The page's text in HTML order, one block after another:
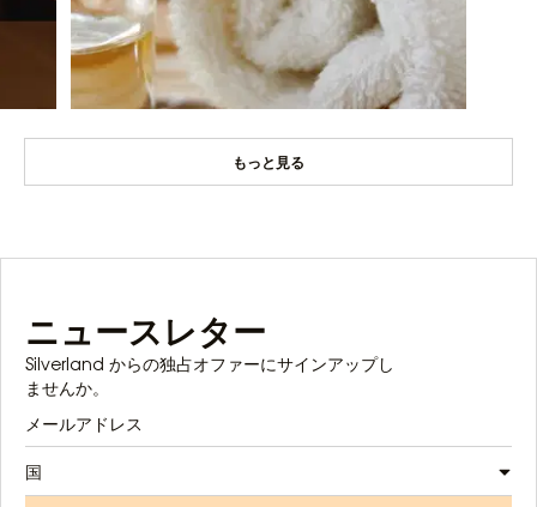
もっと見る
ニュースレター
Silverland からの独占オファーにサインアップし
ませんか。
国